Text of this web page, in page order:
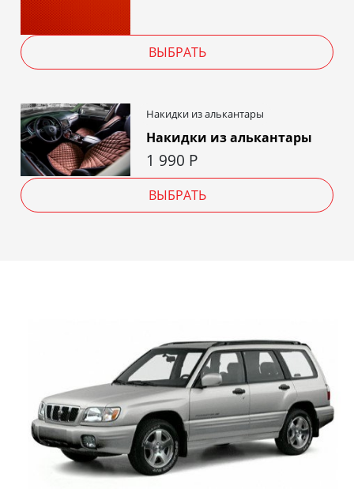
ВЫБРАТЬ
Накидки из алькантары
Накидки из алькантары
1 990 Р
ВЫБРАТЬ